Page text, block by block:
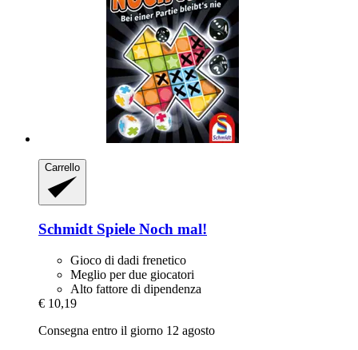
Carrello
Schmidt Spiele Noch mal!
Gioco di dadi frenetico
Meglio per due giocatori
Alto fattore di dipendenza
€ 10,19
Consegna entro il giorno 12 agosto